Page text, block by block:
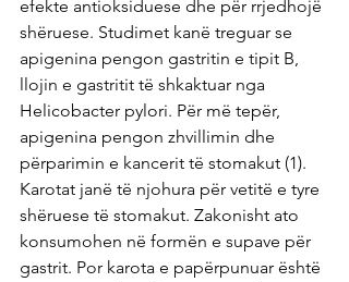
efekte antioksiduese dhe për rrjedhojë
shëruese. Studimet kanë treguar se
apigenina pengon gastritin e tipit B,
llojin e gastritit të shkaktuar nga
Helicobacter pylori. Për më tepër,
apigenina pengon zhvillimin dhe
përparimin e kancerit të stomakut (1).
Karotat janë të njohura për vetitë e tyre
shëruese të stomakut. Zakonisht ato
konsumohen në formën e supave për
gastrit. Por karota e papërpunuar është